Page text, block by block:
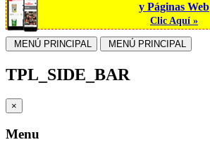
y Páginas Web
Clic Aquí »
MENÚ PRINCIPAL MENÚ PRINCIPAL
TPL_SIDE_BAR
×
Menu